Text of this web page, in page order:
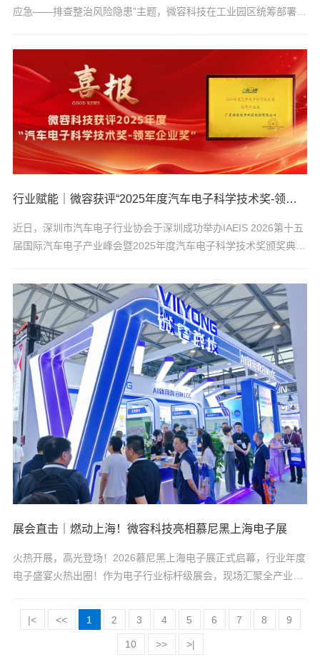
应急——排查整治风险隐患”主题，微容科技在工业园区统筹部署、
产主体责任，以高标准安全管理护航稳健经营。01思想先行，让安
全理念深植人心 安全之基，重在意识。活动伊始，微容科技便成立
了安全生产月活动领导小组，召开全员动员大会，正式吹响“安全生
产月”集结号。为了让安全理念真正入脑入心，公司摒弃枯燥的说
教，创新宣教形式。在企业微信群，安技办每日推送应急管理部专
题视频，让指尖学习成...
行业赋能｜微容获评“2025年度汽车电子科学技术奖-领军企业奖”
近日，深圳市汽车电子行业协会于深圳成功举办IAEIS 2026第十五
届国际汽车电子产业峰会暨2025年度汽车电子科学技术奖颁奖典
车规器件国产化等关键领域，通过成果复盘、行业交流与权威表
彰，助力产业生态高质量升级。活动现场，凭借在汽车电子领域多
年持续的技术创新突破、严苛的车规品质体系与优异的市场产业贡
献，微容科技成功获评“2025年度汽车电子科学技术奖-领军企业
奖”。（左一 微容科技业务区域总监周兴艳）该奖项由深圳市汽车
电子行业协会颁发，...
展会直击｜燃动上海！微容科技亮相慕尼黑上海电子展
火热开展，高光登场！2026慕尼黑上海电子展正式启幕，行业年度
电子盛宴火热出圈！作为电子行业标杆级展会，现场汇聚全产业链
MLCC产品&定制化解决方案重磅亮相，亮相即聚焦全场目光，与
行业同仁共探国产化自主可控新机遇！（微容科技展位N1.617）
01、现场实况，客商云集开展首日，N1.617展位人气持续高涨！络
|< << 1 2 3 4 5 6 7 8 9
10 >> >|